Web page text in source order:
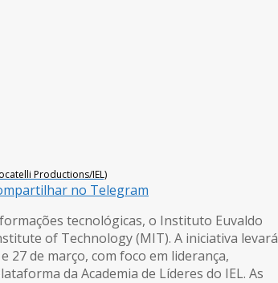
Productions/IEL)
no Telegram
tecnológicas, o Instituto Euvaldo
of Technology (MIT). A iniciativa levará
de março, com foco em liderança,
da Academia de Líderes do IEL. As